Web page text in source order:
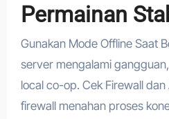
Permainan
Gunakan Mode Offline Saat
server mengalami
local co-op. Cek Firewall
firewall menahan proses